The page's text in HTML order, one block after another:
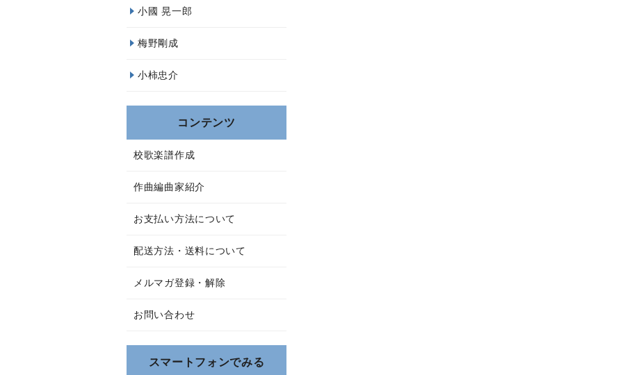
小國 晃一郎
梅野剛成
小柿忠介
コンテンツ
校歌楽譜作成
作曲編曲家紹介
お支払い方法について
配送方法・送料について
メルマガ登録・解除
お問い合わせ
スマートフォンでみる